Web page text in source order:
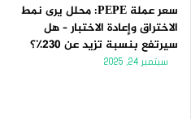
سعر عملة PEPE: محلل يرى نمط
الاختراق وإعادة الاختبار – هل
سيرتفع بنسبة تزيد عن 230٪؟
سبتمبر 24, 2025